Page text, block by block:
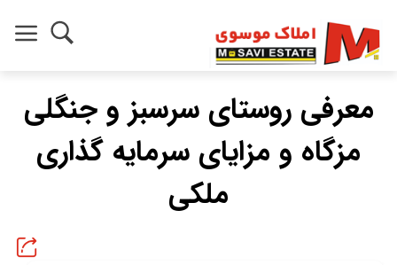
معرفی روستای سرسبز و جنگلی
مزگاه و مزایای سرمایه گذاری
ملکی